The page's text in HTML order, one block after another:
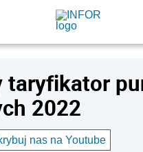
taryfikator
2022
nas na Youtube